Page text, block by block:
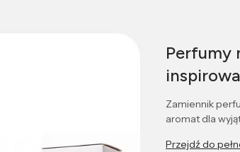
Perfumy
Zamiennik
aromat dla
Przejdź do